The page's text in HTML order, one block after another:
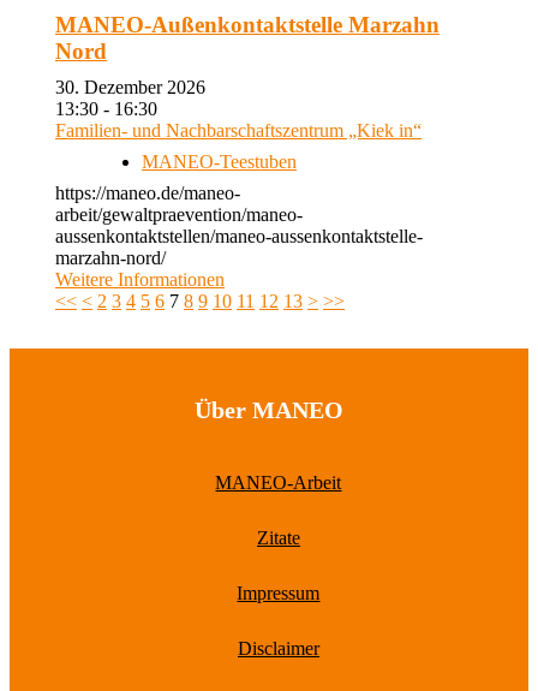
MANEO-Außenkontaktstelle Marzahn
Nord
30. Dezember 2026
13:30 - 16:30
Familien- und Nachbarschaftszentrum „Kiek in“
MANEO-Teestuben
https://maneo.de/maneo-
arbeit/gewaltpraevention/maneo-
aussenkontaktstellen/maneo-aussenkontaktstelle-
marzahn-nord/
Weitere Informationen
<< < 2 3 4 5 6 7 8 9 10 11 12 13 > >>
Über MANEO
MANEO-Arbeit
Zitate
Impressum
Disclaimer